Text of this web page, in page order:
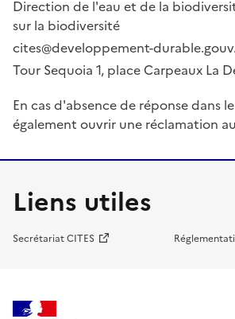
Direction de l'eau et de la
sur la biodiversité
cites@developpement-
Tour Sequoia 1, place Carpeaux La
En cas d'absence de réponse dans
également ouvrir une réclamation
Liens utiles
Secrétariat CITES